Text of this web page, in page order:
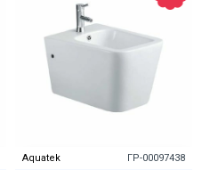
Aquatek ГР-00097438